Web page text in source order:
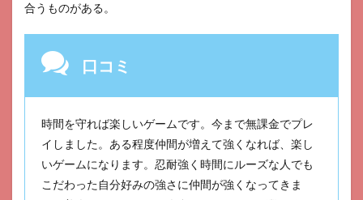
合うものがある。
口コミ
時間を守れば楽しいゲームです。今まで無課金でプレ
イしました。ある程度仲間が増えて強くなれば、楽し
いゲームになります。忍耐強く時間にルーズな人でも
こだわった自分好みの強さに仲間が強くなってきま